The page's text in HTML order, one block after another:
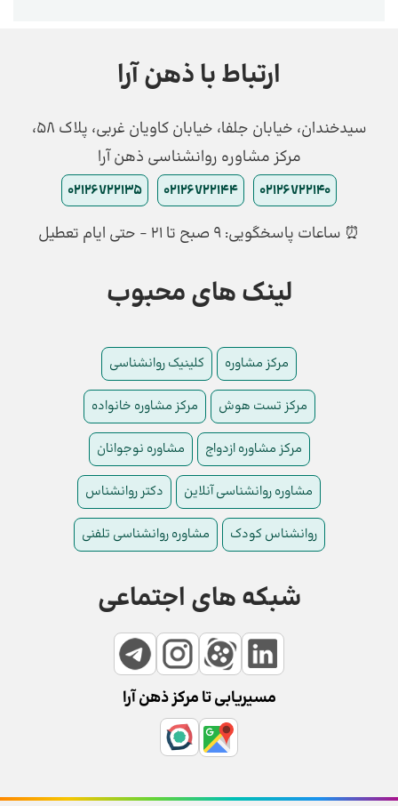
ارتباط با ذهن آرا
سیدخندان، خیابان جلفا، خیابان کاویان غربی، پلاک 58،
مرکز مشاوره روانشناسی ذهن آرا
02126722140
02126722144
02126722135
⏰ ساعات پاسخگویی: ۹ صبح تا ۲۱ - حتی ایام تعطیل
لینک های محبوب
مرکز مشاوره کلینیک روانشناسی
مرکز تست هوش مرکز مشاوره خانواده
مرکز مشاوره ازدواج مشاوره نوجوانان
مشاوره روانشناسی آنلاین دکتر روانشناس
روانشناس کودک مشاوره روانشناسی تلفنی
شبکه های اجتماعی
مسیریابی تا مرکز ذهن آرا